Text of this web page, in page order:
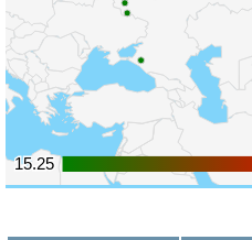
15.25
15.25